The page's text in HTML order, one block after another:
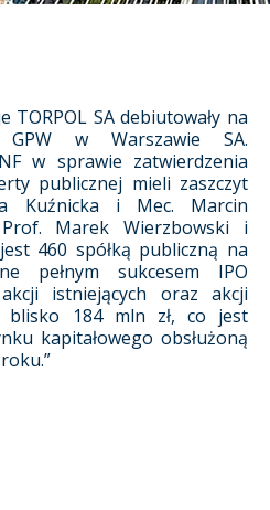
TORPOL SA debiutowały na
GPW w Warszawie SA.
w sprawie zatwierdzenia
publicznej mieli zaszczyt
Kuźnicka i Mec. Marcin
Marek Wierzbowski i
460 spółką publiczną na
pełnym sukcesem IPO
istniejących oraz akcji
blisko 184 mln zł, co jest
kapitałowego obsłużoną